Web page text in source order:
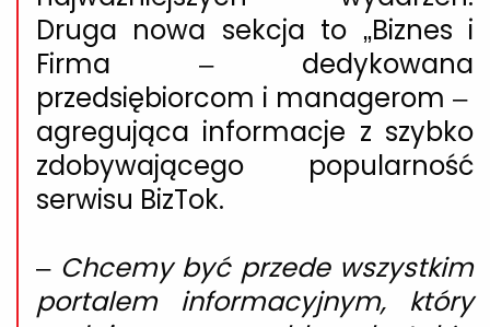
Druga nowa sekcja to „Biznes i
Firma – dedykowana
przedsiębiorcom i managerom –
agregująca informacje z szybko
zdobywającego popularność
serwisu BizTok.
– Chcemy być przede wszystkim
portalem informacyjnym, który